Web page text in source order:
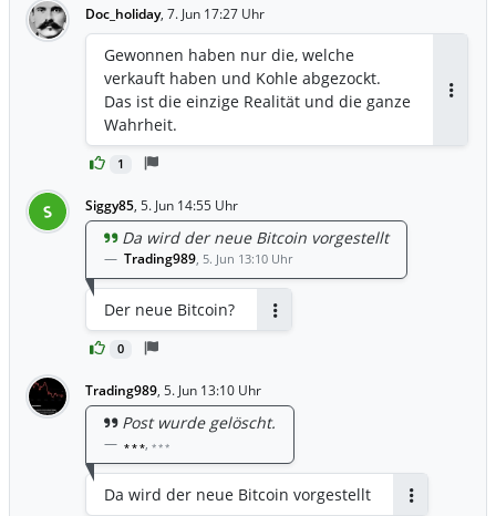
Doc_holiday, 7. Jun 17:27 Uhr
1
Gewonnen haben nur die, welche
verkauft haben und Kohle abgezockt.
Das ist die einzige Realität und die ganze
Wahrheit.
S Siggy85, 5. Jun 14:55 Uhr
0
Da wird der neue Bitcoin vorgestellt
Trading989, 5. Jun 13:10 Uhr
Der neue Bitcoin?
Trading989, 5. Jun 13:10 Uhr
Post wurde gelöscht.
* * *, * * *
Da wird der neue Bitcoin vorgestellt